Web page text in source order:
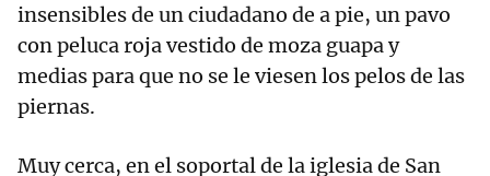
insensibles de un ciudadano de a pie, un pavo
con peluca roja vestido de moza guapa y
medias para que no se le viesen los pelos de las
piernas.
Muy cerca, en el soportal de la iglesia de San